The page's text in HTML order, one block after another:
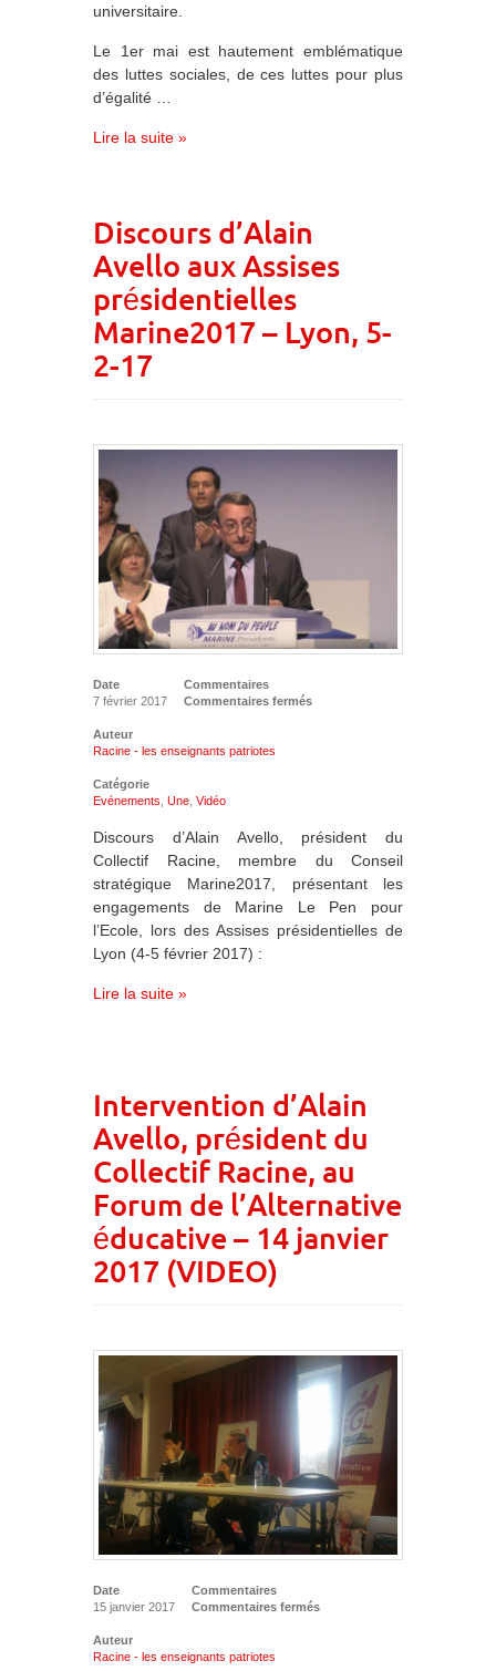
universitaire.
Le 1er mai est hautement emblématique
des luttes sociales, de ces luttes pour plus
d’égalité …
Lire la suite »
Discours d’Alain
Avello aux Assises
présidentielles
Marine2017 – Lyon, 5-
2-17
Date
7 février 2017
Commentaires
Commentaires fermés
Auteur
Racine - les enseignants patriotes
Catégorie
Evénements Une Vidéo
Discours d’Alain Avello, président du
Collectif Racine, membre du Conseil
stratégique Marine2017, présentant les
engagements de Marine Le Pen pour
l’Ecole, lors des Assises présidentielles de
Lyon (4-5 février 2017) :
Lire la suite »
Intervention d’Alain
Avello, président du
Collectif Racine, au
Forum de l’Alternative
éducative – 14 janvier
2017 (VIDEO)
Date
15 janvier 2017
Commentaires
Commentaires fermés
Auteur
Racine - les enseignants patriotes